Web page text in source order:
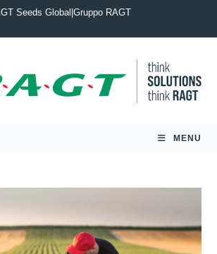
Seeds Global Gruppo RAGT
MENU